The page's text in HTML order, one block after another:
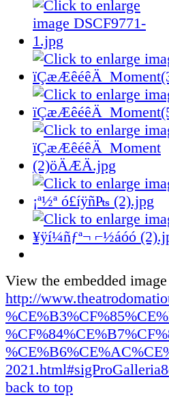
View the embedded
http://
back to top